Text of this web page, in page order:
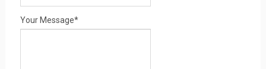
Your Message*